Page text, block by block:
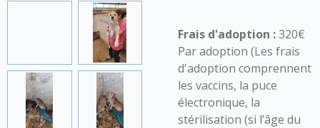
Frais d'adoption :320€
Par adoption (Les frais
d'adoption comprennent
les vaccins, la puce
électronique, la
stérilisation (si l’âge du